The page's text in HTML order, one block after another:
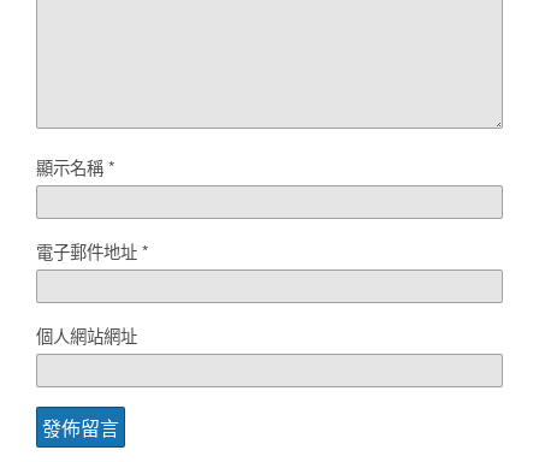
顯示名稱*
電子郵件地址*
個人網站網址